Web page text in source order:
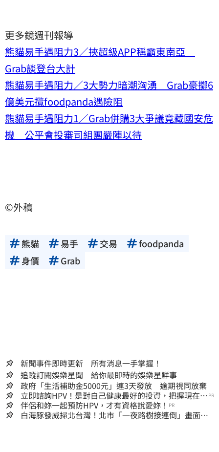
更多鏡週刊報導
熊貓易手遇阻力3／挾超級APP稱霸東南亞
Grab談登台大計
熊貓易手遇阻力／3大勢力暗潮洶湧 Grab豪擲6
億美元攬foodpanda遇險阻
熊貓易手遇阻力1／Grab併購3大爭議竟藏國安危
機 公平會投審司組團嚴陣以待
©外稿
熊貓 易手 交易
foodpanda
身價
Grab
新聞事件即時更新 所有消息一手掌握！
追蹤訂閱娛樂星聞 給你最即時的娛樂星鮮事
政府「生活補助金5000元」連3天發放 逾期視同放棄
立即諮詢HPV！是對自己健康最好的投資，把握現在不
嫌晚！
PR
伴侶和妳一起預防HPV，才有資格說愛妳！ PR
白海豚發威掃北台灣！北市「一夜路樹接連倒」畫面